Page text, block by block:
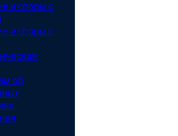
и споры с
и споры с
об